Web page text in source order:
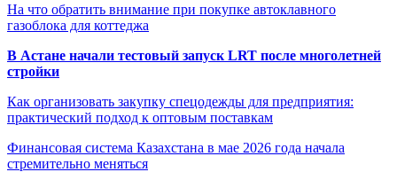
На что обратить внимание при покупке автоклавного
газоблока для коттеджа
В Астане начали тестовый запуск LRT после многолетней
стройки
Как организовать закупку спецодежды для предприятия:
практический подход к оптовым поставкам
Финансовая система Казахстана в мае 2026 года начала
стремительно меняться